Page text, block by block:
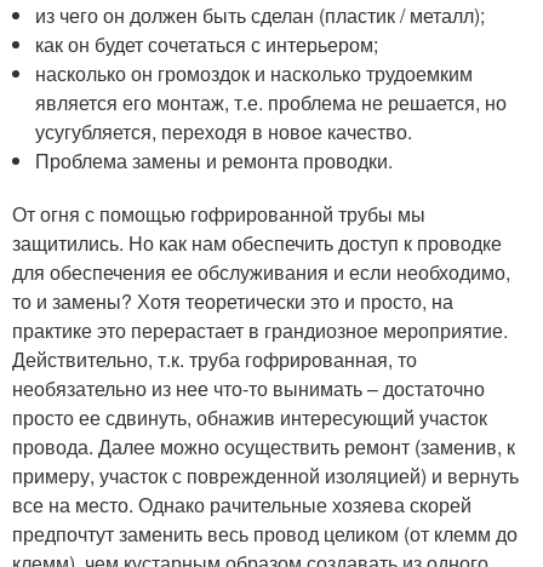
из чего он должен быть сделан (пластик / металл);
как он будет сочетаться с интерьером;
насколько он громоздок и насколько трудоемким
является его монтаж, т.е. проблема не решается, но
усугубляется, переходя в новое качество.
Проблема замены и ремонта проводки.
От огня с помощью гофрированной трубы мы
защитились. Но как нам обеспечить доступ к проводке
для обеспечения ее обслуживания и если необходимо,
то и замены? Хотя теоретически это и просто, на
практике это перерастает в грандиозное мероприятие.
Действительно, т.к. труба гофрированная, то
необязательно из нее что-то вынимать – достаточно
просто ее сдвинуть, обнажив интересующий участок
провода. Далее можно осуществить ремонт (заменив, к
примеру, участок с поврежденной изоляцией) и вернуть
все на место. Однако рачительные хозяева скорей
предпочтут заменить весь провод целиком (от клемм до